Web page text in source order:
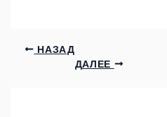
НАЗАД
ДАЛЕЕ